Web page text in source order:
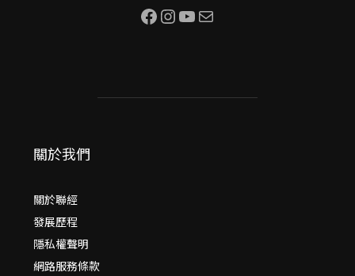
Facebook InstagramYouTube 電子郵件
關於我們
關於聯經
發展歷程
隱私權聲明
網路服務條款